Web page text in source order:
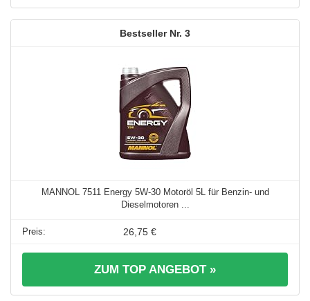
3
MANNOL 7511 Energy 5W-30 Motoröl 5L für Benzin- und
Dieselmotoren ...
26,75 €
ZUM TOP ANGEBOT »